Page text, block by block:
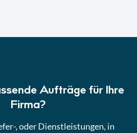
Aufträge für Ihre
Firma?
, oder Dienstleistungen, in